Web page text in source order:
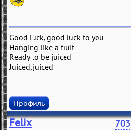
Good luck, good luck to you
Hanging like a fruit
Ready to be juiced
Juiced, juiced
Профиль
Felix 703